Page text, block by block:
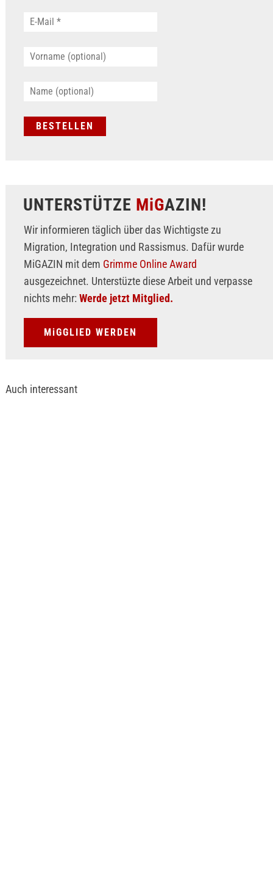
UNTERSTÜTZE MiGAZIN!
Wir informieren täglich über das Wichtigste zu
Migration, Integration und Rassismus. Dafür wurde
MiGAZIN mit dem Grimme Online Award
ausgezeichnet. Unterstüzte diese Arbeit und verpasse
nichts mehr: Werde jetzt Mitglied.
MiGGLIED WERDEN
Auch interessant